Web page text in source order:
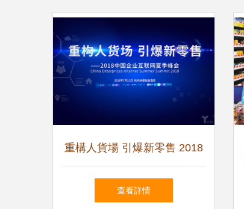
重構人貨場 引爆新零售 2018
中國企業互聯網夏季峰會下的
查看詳情